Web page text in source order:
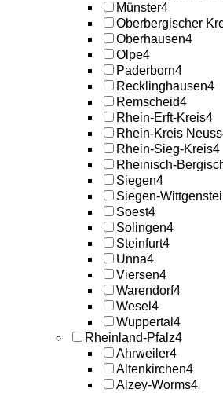
Münster4
Oberbergischer
Oberhausen4
Olpe4
Paderborn4
Recklinghausen4
Remscheid4
Rhein-Erft-Kreis4
Rhein-Kreis Neuss
Rhein-Sieg-Kreis4
Rheinisch-
Siegen4
Siegen-
Soest4
Solingen4
Steinfurt4
Unna4
Viersen4
Warendorf4
Wesel 4
Wuppertal 4
Rheinland-Pfalz4
Ahrweiler4
Altenkirchen4
Alzey-Worms4